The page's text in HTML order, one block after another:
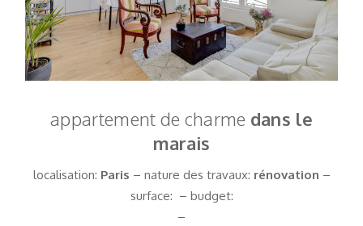
appartement de charme dans le
marais
localisation: Paris – nature des travaux: rénovation –
surface: – budget:
–